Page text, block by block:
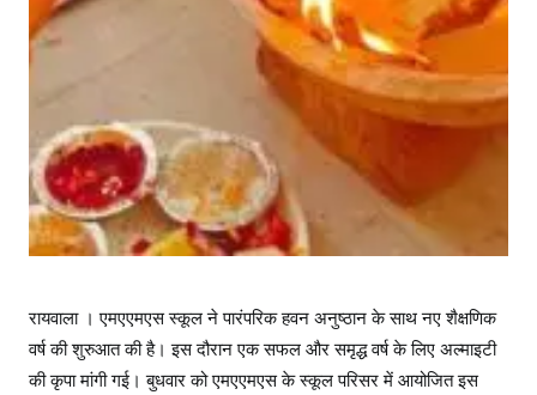
रायवाला । एमएएमएस स्कूल ने पारंपरिक हवन अनुष्ठान के साथ नए शैक्षणिक
वर्ष की शुरुआत की है। इस दौरान एक सफल और समृद्ध वर्ष के लिए अल्माइटी
की कृपा मांगी गई। बुधवार को एमएएमएस के स्कूल परिसर में आयोजित इस